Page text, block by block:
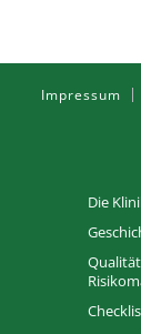
Impressum
Die